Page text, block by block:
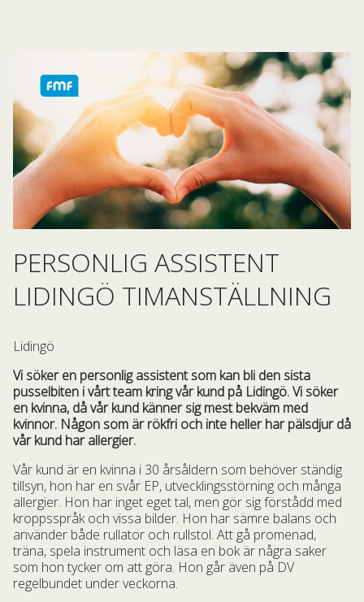
PERSONLIG ASSISTENT
LIDINGÖ TIMANSTÄLLNING
Lidingö
Vi söker en personlig assistent som kan bli den sista
pusselbiten i vårt team kring vår kund på Lidingö. Vi söker
en kvinna, då vår kund känner sig mest bekväm med
kvinnor. Någon som är rökfri och inte heller har pälsdjur då
vår kund har allergier.
Vår kund är en kvinna i 30 årsåldern som behöver ständig
tillsyn, hon har en svår EP, utvecklingsstörning och många
allergier. Hon har inget eget tal, men gör sig förstådd med
kroppsspråk och vissa bilder. Hon har sämre balans och
använder både rullator och rullstol. Att gå promenad,
träna, spela instrument och läsa en bok är några saker
som hon tycker om att göra. Hon går även på DV
regelbundet under veckorna.